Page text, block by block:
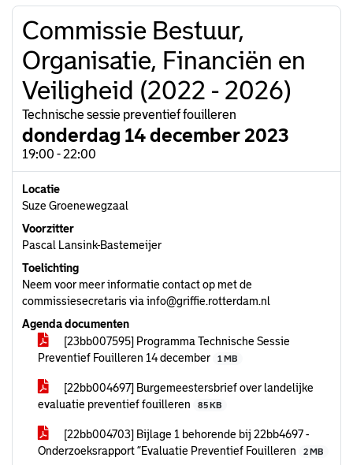
Commissie Bestuur,
Organisatie, Financiën en
Veiligheid (2022 - 2026)
Technische sessie preventief fouilleren
donderdag 14 december 2023
19:00 - 22:00
Locatie
Suze Groenewegzaal
Voorzitter
Pascal Lansink-Bastemeijer
Toelichting
Neem voor meer informatie contact op met de
commissiesecretaris via info@griffie.rotterdam.nl
Agenda documenten
[23bb007595] Programma Technische Sessie
Preventief Fouilleren 14 december
1 MB
[22bb004697] Burgemeestersbrief over landelijke
evaluatie preventief fouilleren
85 KB
[22bb004703] Bijlage 1 behorende bij 22bb4697 -
Onderzoeksrapport “Evaluatie Preventief Fouilleren
2 MB